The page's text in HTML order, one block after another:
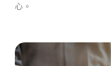
心。